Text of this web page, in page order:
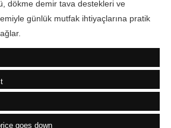
dökme demir tava destekleri ve
günlük mutfak ihtiyaçlarına pratik
goes down